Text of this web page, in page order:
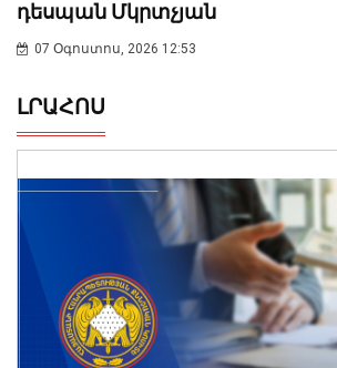
դեսպան Մկրտչյան
07 Օգոստոս, 2026 12:53
ԼՐԱՀՈՍ